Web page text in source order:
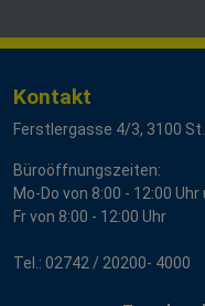
Kontakt
Ferstlergasse 4/3, 3100
Büroöffnungszeiten:
Mo-Do von 8:00 - 12:00
Fr von 8:00 - 12:00 Uhr
Tel.: 02742 / 20200- 4000